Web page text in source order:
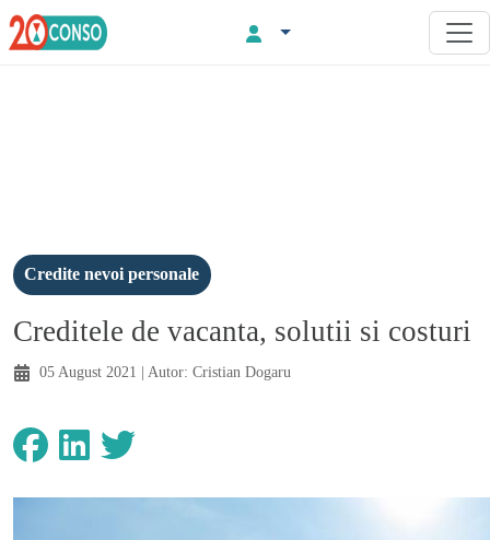
Credite nevoi personale
Creditele de vacanta, solutii si costuri
05 August 2021 | Autor: Cristian Dogaru